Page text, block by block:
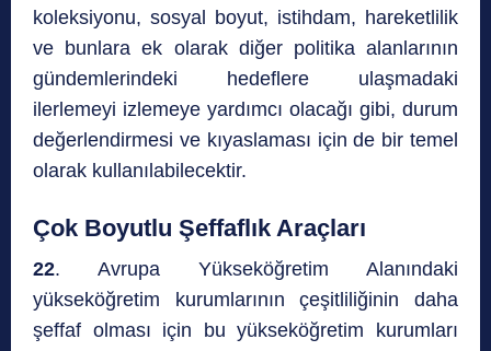
koleksiyonu, sosyal boyut, istihdam, hareketlilik
ve bunlara ek olarak diğer politika alanlarının
gündemlerindeki hedeflere ulaşmadaki
ilerlemeyi izlemeye yardımcı olacağı gibi, durum
değerlendirmesi ve kıyaslaması için de bir temel
olarak kullanılabilecektir.
Çok Boyutlu Şeffaflık Araçları
22. Avrupa Yükseköğretim Alanındaki
yükseköğretim kurumlarının çeşitliliğinin daha
şeffaf olması için bu yükseköğretim kurumları